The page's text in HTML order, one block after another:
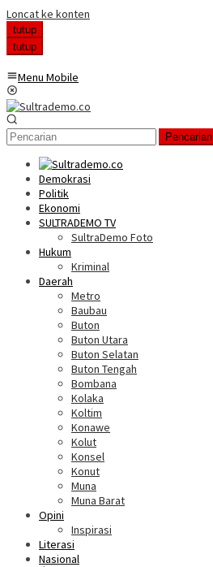
Loncat ke konten
tutup
tutup
Menu Mobile
Pencarian
Demokrasi
Politik
Ekonomi
SULTRADEMO TV
SultraDemo Foto
Hukum
Kriminal
Daerah
Metro
Baubau
Buton
Buton Utara
Buton Selatan
Buton Tengah
Bombana
Kolaka
Koltim
Konawe
Kolut
Konsel
Konut
Muna
Muna Barat
Opini
Inspirasi
Literasi
Nasional